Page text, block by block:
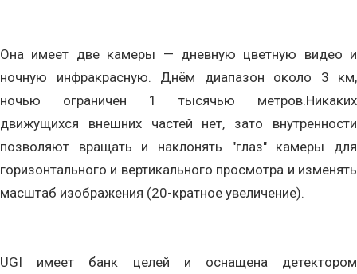
Она имеет две камеры — дневную цветную видео и
ночную инфракрасную. Днём диапазон около 3 км,
ночью ограничен 1 тысячью метров.Никаких
движущихся внешних частей нет, зато внутренности
позволяют вращать и наклонять "глаз" камеры для
горизонтального и вертикального просмотра и изменять
масштаб изображения (20-кратное увеличение).
UGI имеет банк целей и оснащена детектором